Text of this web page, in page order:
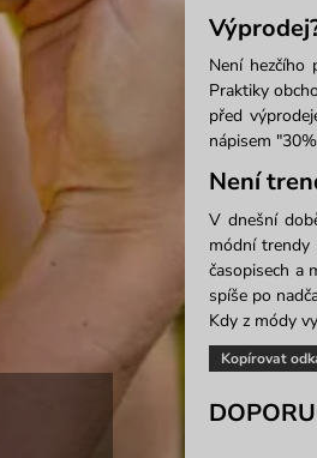
Není hezčího
Praktiky
před
nápisem
Není
V dnešní
módní trendy
časopisech a
spíše po
Kdy z módy
Kopírovat